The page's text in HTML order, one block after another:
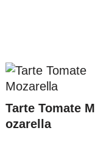
Tarte Tomate M
ozarella